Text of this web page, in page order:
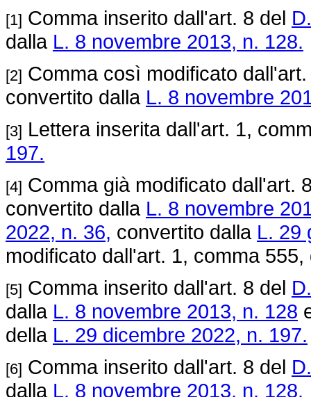
[1] Comma inserito dall'art. 8 del
dalla L. 8 novembre 2013, n. 128.
[2] Comma così modificato
convertito dalla L. 8 novembre
[3] Lettera inserita dall'art. 1,
197.
[4] Comma già modificato dall'art.
convertito dalla L. 8 novembre
2022, n. 36, convertito dalla L. 29
modificato dall'art. 1, comma
[5] Comma inserito dall'art. 8 del
dalla L. 8 novembre 2013, n. 128
della L. 29 dicembre 2022, n. 197.
[6] Comma inserito dall'art. 8 del
dalla L. 8 novembre 2013, n. 128.